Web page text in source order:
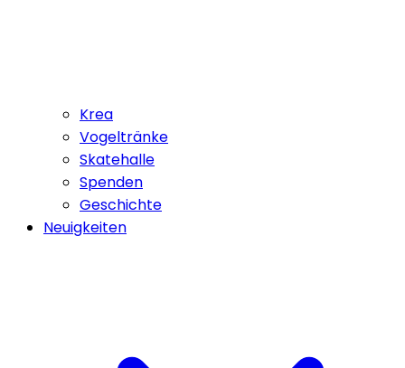
Krea
Vogeltränke
Skatehalle
Spenden
Geschichte
Neuigkeiten